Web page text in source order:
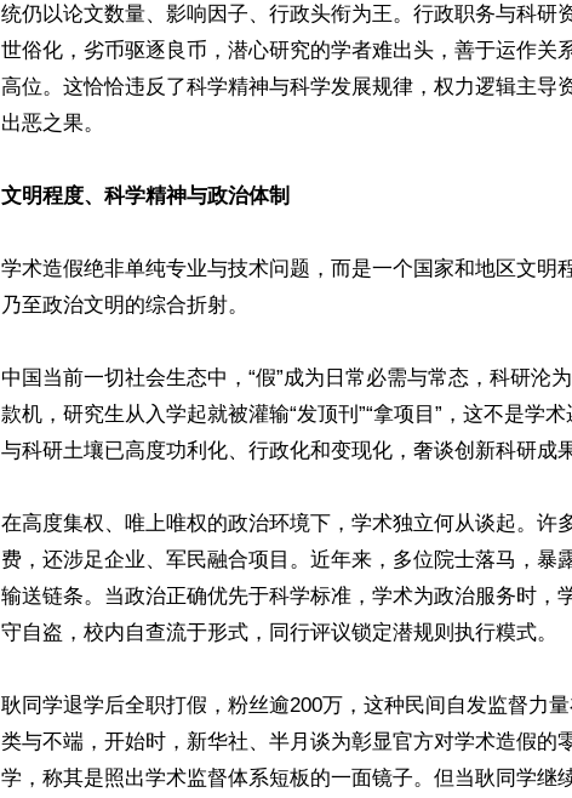
统仍以论文数量、影响因子、行政头衔为王。行政职务与科研
世俗化，劣币驱逐良币，潜心研究的学者难出头，善于运作关
高位。这恰恰违反了科学精神与科学发展规律，权力逻辑主导
出恶之果。
文明程度、科学精神与政治体制
学术造假绝非单纯专业与技术问题，而是一个国家和地区文明
乃至政治文明的综合折射。
中国当前一切社会生态中，“假”成为日常必需与常态，科研沦
款机，研究生从入学起就被灌输“发顶刊”“拿项目”，这不是学
与科研土壤已高度功利化、行政化和变现化，奢谈创新科研成果
在高度集权、唯上唯权的政治环境下，学术独立何从谈起。许
费，还涉足企业、军民融合项目。近年来，多位院士落马，暴
输送链条。当政治正确优先于科学标准，学术为政治服务时，
守自盗，校内自查流于形式，同行评议锁定潜规则执行糢式。
耿同学退学后全职打假，粉丝逾200万，这种民间自发监督力
类与不端，开始时，新华社、半月谈为彰显官方对学术造假的
学，称其是照出学术监督体系短板的一面镜子。但当耿同学继